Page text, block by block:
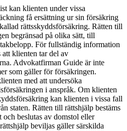
kan klienten under vissa
få ersättning ur sin försäkring
rättsskyddsförsäkring. Rätten till
begränsad på olika sätt, till
För fullständig information
klienten tar del av
Advokatfirman Guide är inte
som gäller för försäkringen.
med att undersöka
i anspråk. Om klienten
kan klienten i vissa fall
staten. Rätten till rättshjälp bestäms
beslutas av domstol eller
beviljas gäller särskilda